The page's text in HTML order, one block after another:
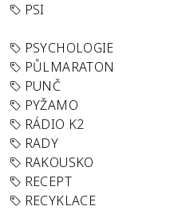
PSI
PSYCHOLOGIE
PŮLMARATON
PUNČ
PYŽAMO
RÁDIO K2
RADY
RAKOUSKO
RECEPT
RECYKLACE